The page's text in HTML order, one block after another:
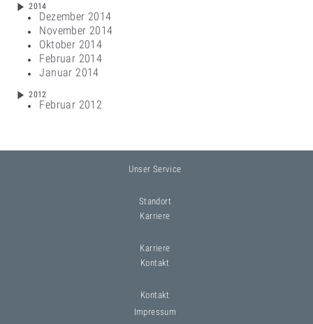
2014
Dezember 2014
November 2014
Oktober 2014
Februar 2014
Januar 2014
2012
Februar 2012
Unser Service
Standort
Karriere
Karriere
Kontakt
Kontakt
Impressum